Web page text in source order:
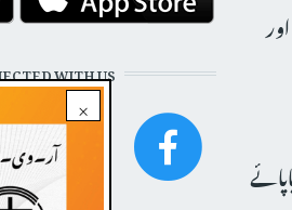
×
WITH US!